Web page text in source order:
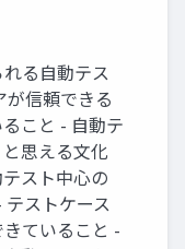
る自動テス
が信頼できる
こと - 自動テ
思える文化
スト中心の
ストケース
ていること -